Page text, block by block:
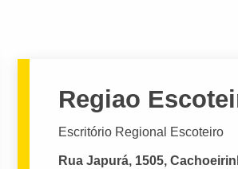
Regiao
Escritório Regional Escoteiro
Rua Japurá, 1505,